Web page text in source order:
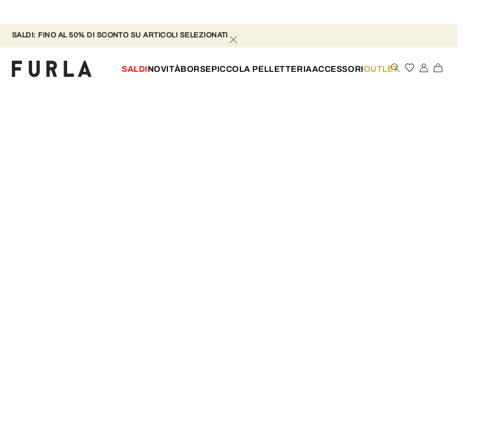
SALDI: FINO AL 50% DI SCONTO SU ARTICOLI SELEZIONATI
SALDI NOVITÀBORSEPICCOLA PELLETTERIAACCESSORIOUTLET